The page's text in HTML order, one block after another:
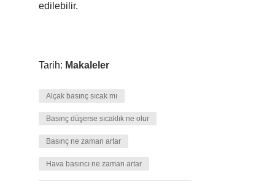
edilebilir.
Tarih: Makaleler
Alçak basınç sıcak mı
Basınç düşerse sıcaklık ne olur
Basınç ne zaman artar
Hava basıncı ne zaman artar